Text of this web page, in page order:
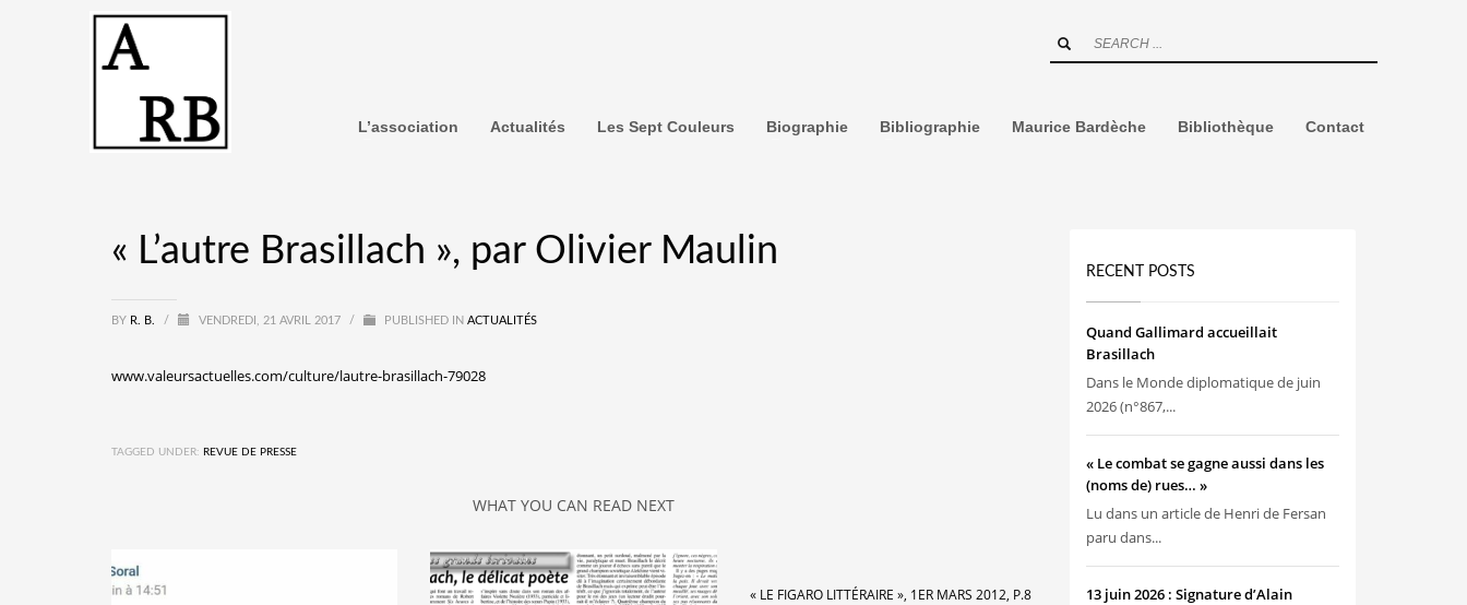
L’association Actualités Les Sept Couleurs Biographie Bibliographie Maurice Bardèche Bibliothèque Contact
« L’autre Brasillach », par Olivier Maulin
BY R. B. / VENDREDI, 21 AVRIL 2017 / PUBLISHED IN ACTUALITÉS
www.valeursactuelles.com/culture/lautre-brasillach-79028
TAGGED UNDER: REVUE DE PRESSE
WHAT YOU CAN READ NEXT
« LE FIGARO LITTÉRAIRE », 1ER MARS 2012, P.8
RECENT POSTS
Quand Gallimard accueillait
Brasillach
Dans le Monde diplomatique de juin
2026 (n°867,...
« Le combat se gagne aussi dans les
(noms de) rues… »
Lu dans un article de Henri de Fersan
paru dans...
13 juin 2026 : Signature d’Alain